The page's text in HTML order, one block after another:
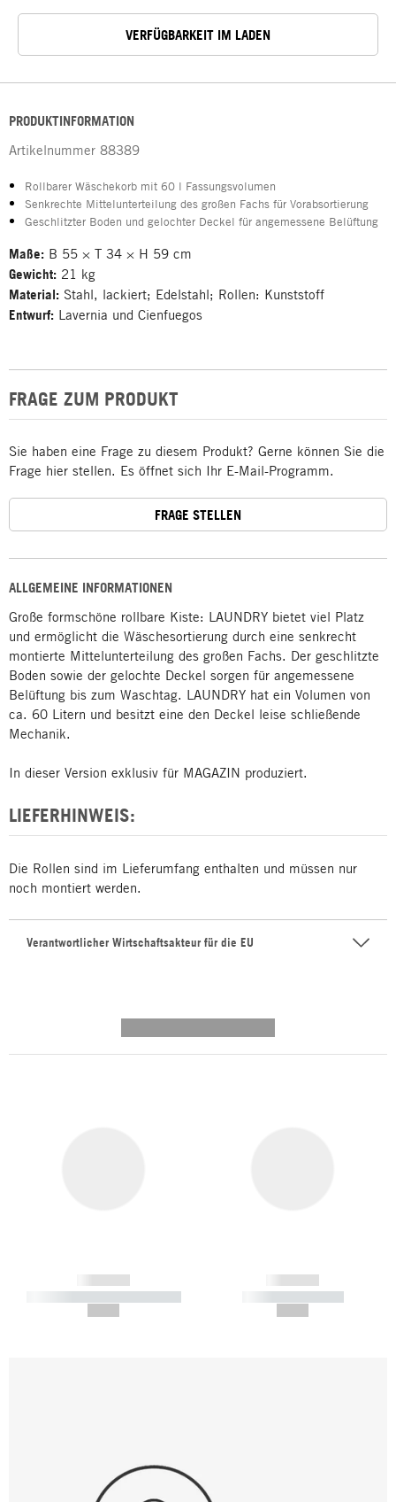
VERFÜGBARKEIT IM LADEN
ALLGEMEINE INFORMATIONEN
Große formschöne rollbare Kiste: LAUNDRY bietet viel Platz
und ermöglicht die Wäschesortierung durch eine senkrecht
montierte Mittelunterteilung des großen Fachs. Der geschlitzte
Boden sowie der gelochte Deckel sorgen für angemessene
Belüftung bis zum Waschtag. LAUNDRY hat ein Volumen von
ca. 60 Litern und besitzt eine den Deckel leise schließende
Mechanik.
In dieser Version exklusiv für MAGAZIN produziert.
LIEFERHINWEIS:
Die Rollen sind im Lieferumfang enthalten und müssen nur
noch montiert werden.
Verantwortlicher Wirtschaftsakteur für die EU
PRODUKTINFORMATION
Artikelnummer 88389
Rollbarer Wäschekorb mit 60 l Fassungsvolumen
Senkrechte Mittelunterteilung des großen Fachs für Vorabsortierung
Geschlitzter Boden und gelochter Deckel für angemessene Belüftung
Maße: B 55 × T 34 × H 59 cm
Gewicht: 21 kg
Material: Stahl, lackiert; Edelstahl; Rollen: Kunststoff
Entwurf: Lavernia und Cienfuegos
FRAGE ZUM PRODUKT
Sie haben eine Frage zu diesem Produkt? Gerne können Sie die
Frage hier stellen. Es öffnet sich Ihr E-Mail-Programm.
FRAGE STELLEN
------------
----------- ----------- -----------
------------
----------- -----------